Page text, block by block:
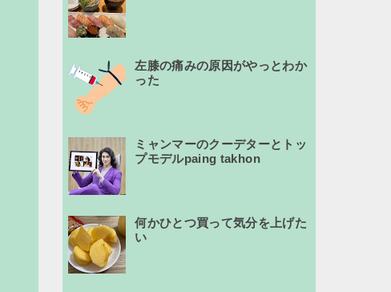
左膝の痛みの原因がやっとわか
った
ミャンマーのクーデターとトッ
プモデルpaing takhon
何かひとつ買って気分を上げた
い